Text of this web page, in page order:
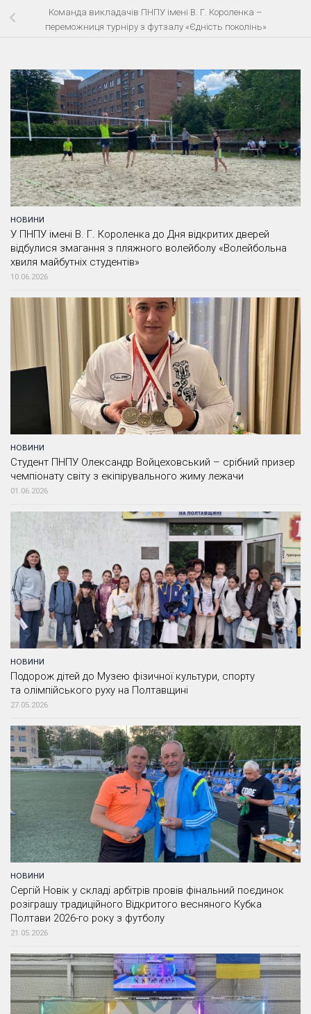
Команда викладачів ПНПУ імені В. Г. Короленка –
переможниця турніру з футзалу «Єдність поколінь»
НОВИНИ
У ПНПУ імені В. Г. Короленка до Дня відкритих дверей
відбулися змагання з пляжного волейболу «Волейбольна
хвиля майбутніх студентів»
10.06.2026
НОВИНИ
Студент ПНПУ Олександр Войцеховський – срібний призер
чемпіонату світу з екіпірувального жиму лежачи
01.06.2026
НОВИНИ
Подорож дітей до Музею фізичної культури, спорту
та олімпійського руху на Полтавщині
27.05.2026
НОВИНИ
Сергій Новік у складі арбітрів провів фінальний поєдинок
розіграшу традиційного Відкритого весняного Кубка
Полтави 2026-го року з футболу
21.05.2026